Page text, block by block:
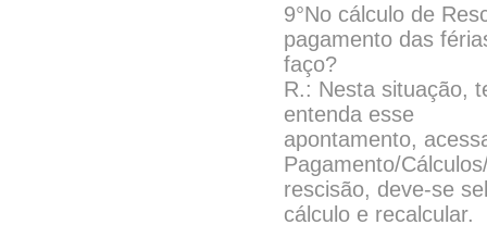
9°No cálculo de
pagamento das
faço?
R.: Nesta situação,
entenda esse
apontamento,
Pagamento/
rescisão, deve-se
cálculo e recalcular.